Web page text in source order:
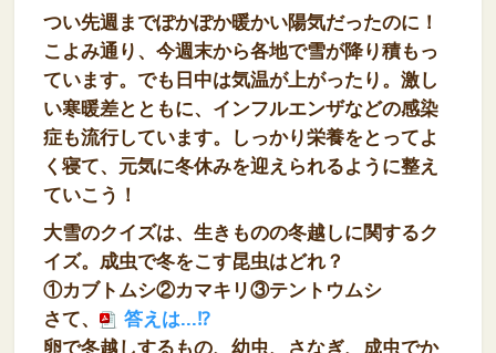
つい先週までぽかぽか暖かい陽気だったのに！
こよみ通り、今週末から各地で雪が降り積もっ
ています。でも日中は気温が上がったり。激し
い寒暖差とともに、インフルエンザなどの感染
症も流行しています。しっかり栄養をとってよ
く寝て、元気に冬休みを迎えられるように整え
ていこう！
大雪のクイズは、生きものの冬越しに関するク
イズ。成虫で冬をこす昆虫はどれ？
①カブトムシ②カマキリ③テントウムシ
さて、
答えは...⁉
卵で冬越しするもの、幼虫、さなぎ、成虫でか